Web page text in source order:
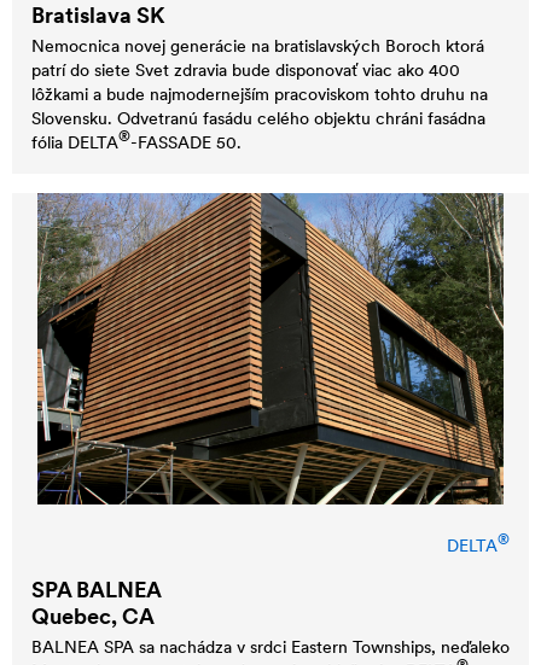
Bratislava SK
Nemocnica novej generácie na bratislavských Boroch ktorá
patrí do siete Svet zdravia bude disponovať viac ako 400
lôžkami a bude najmodernejším pracoviskom tohto druhu na
Slovensku. Odvetranú fasádu celého objektu chráni fasádna
fólia DELTA®-FASSADE 50.
DELTA®
SPA BALNEA
Quebec, CA
BALNEA SPA sa nachádza v srdci Eastern Townships, neďaleko